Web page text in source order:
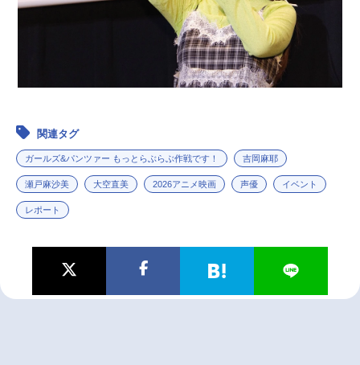
関連タグ
ガールズ&パンツァー もっとらぶらぶ作戦です！ 吉岡麻耶
瀬戸麻沙美 大空直美 2026アニメ映画 声優 イベント
レポート